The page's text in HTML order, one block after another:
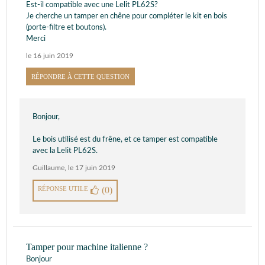
Est-il compatible avec une Lelit PL62S?
Je cherche un tamper en chêne pour compléter le kit en bois
(porte-filtre et boutons).
Merci
le 16 juin 2019
RÉPONDRE À CETTE QUESTION
Bonjour,
Le bois utilisé est du frêne, et ce tamper est compatible
avec la Lelit PL62S.
Guillaume le 17 juin 2019
RÉPONSE UTILE (0)
Tamper pour machine italienne ?
Bonjour